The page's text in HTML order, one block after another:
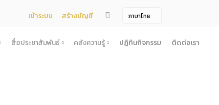
เข้าระบบ สร้างบัญชี
สื่อประชาสัมพันธ์ คลังความรู้ ปฏิทินกิจกรรม ติดต่อเรา